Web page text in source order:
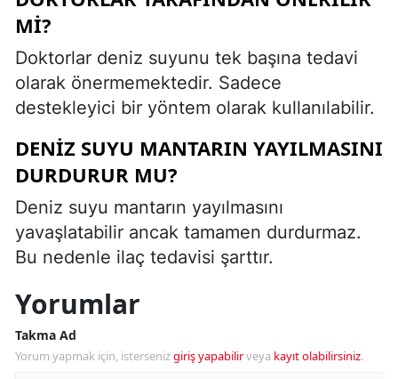
MI?
Doktorlar deniz suyunu tek başına tedavi
olarak önermemektedir. Sadece
destekleyici bir yöntem olarak kullanılabilir.
DENIZ SUYU MANTARIN YAYILMASINI
DURDURUR MU?
Deniz suyu mantarın yayılmasını
yavaşlatabilir ancak tamamen durdurmaz.
Bu nedenle ilaç tedavisi şarttır.
Yorumlar
Takma Ad
Yorum yapmak için, istersenizgiriş yapabilirveya kayıt olabilirsiniz.